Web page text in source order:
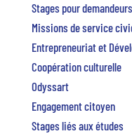
Stages pour
Missions de service
Entrepreneuriat et
Coopération culturelle
Odyssart
Engagement citoyen
Stages liés aux études